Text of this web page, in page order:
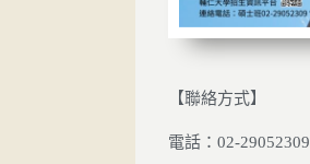
【聯絡方式】
電話：02-29052309